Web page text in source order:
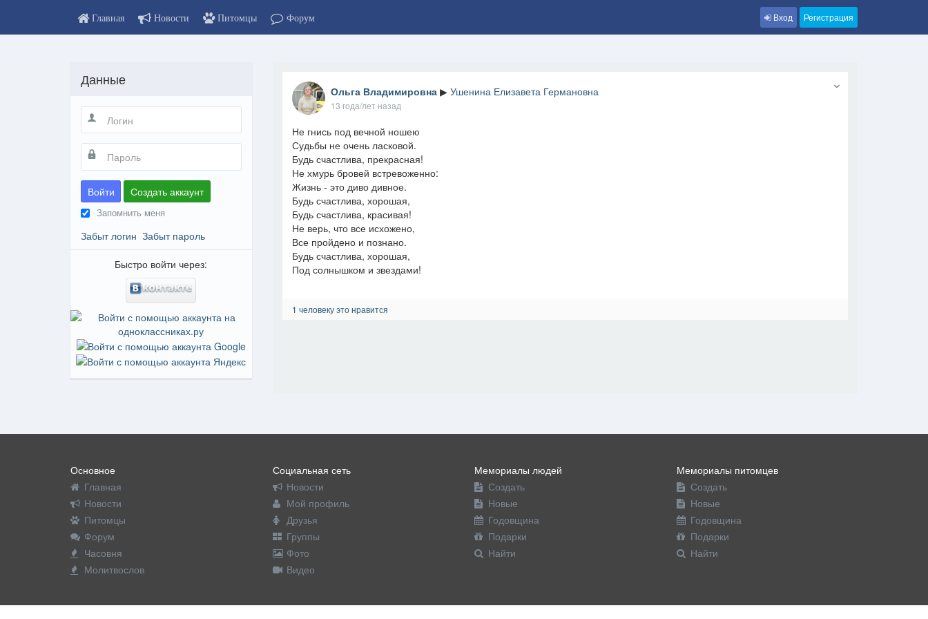
Главная Новости Питомцы Форум Вход Регистрация
Ольга Владимировна ▶Ушенина Елизавета Германовна
13 года/лет назад
Не гнись под вечной ношею
Судьбы не очень ласковой.
Будь счастлива, прекрасная!
Не хмурь бровей встревоженно:
Жизнь - это диво дивное.
Будь счастлива, хорошая,
Будь счастлива, красивая!
Не верь, что все исхожено,
Все пройдено и познано.
Будь счастлива, хорошая,
Под солнышком и звездами!
1 человеку это нравится
Данные
Войти Создать аккаунт
Запомнить меня
Забыт логин Забыт пароль
Быстро войти через:
Основное
Главная
Новости
Питомцы
Форум
Часовня
Молитвослов
Социальная сеть
Новости
Мой профиль
Друзья
Группы
Фото
Видео
Мемориалы людей
Создать
Новые
Годовщина
Подарки
Найти
Мемориалы питомцев
Создать
Новые
Годовщина
Подарки
Найти